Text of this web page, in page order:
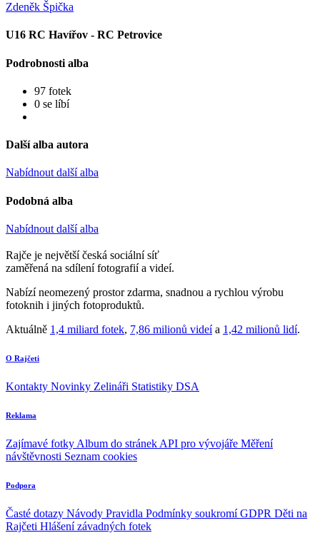
Zdeněk Špička
U16 RC Havířov - RC Petrovice
Podrobnosti alba
97 fotek
0 se líbí
Další alba autora
Nabídnout další alba
Podobná alba
Nabídnout další alba
Rajče je největší česká sociální síť
zaměřená na sdílení fotografií a videí.
Nabízí neomezený prostor zdarma, snadnou a rychlou výrobu
fotoknih i jiných fotoproduktů.
Aktuálně 1,4 miliard fotek, 7,86 milionů videía 1,42 milionů lidí.
O Rajčeti
Kontakty Novinky Zelináři Statistiky DSA
Reklama
Zajímavé fotky Album do stránek API pro vývojáře Měření
návštěvnosti Seznam cookies
Podpora
Časté dotazy Návody Pravidla Podmínky soukromíGDPR Děti na
Rajčeti Hlášení závadných fotek